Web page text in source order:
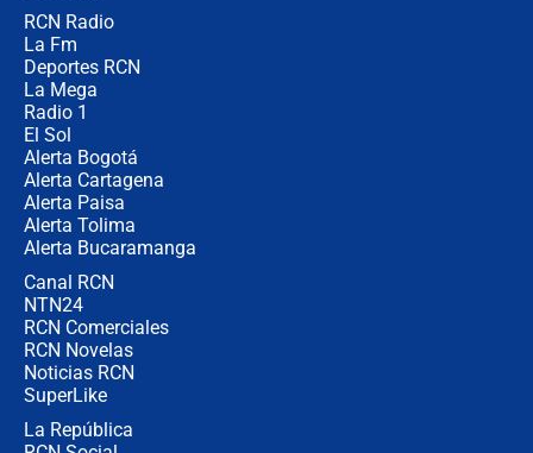
RCN Radio
La Fm
Deportes RCN
La Mega
Radio 1
El Sol
Alerta Bogotá
Alerta Cartagena
Alerta Paisa
Alerta Tolima
Alerta Bucaramanga
Canal RCN
NTN24
RCN Comerciales
RCN Novelas
Noticias RCN
SuperLike
La República